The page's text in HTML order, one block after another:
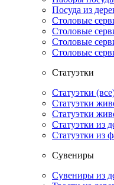
Посуда из
Столовые
Столовые
Столовые
Столовые
Статуэтки
Статуэтки
Статуэтки
Статуэтки
Статуэтки из
Статуэтки из
Сувениры
Сувениры из